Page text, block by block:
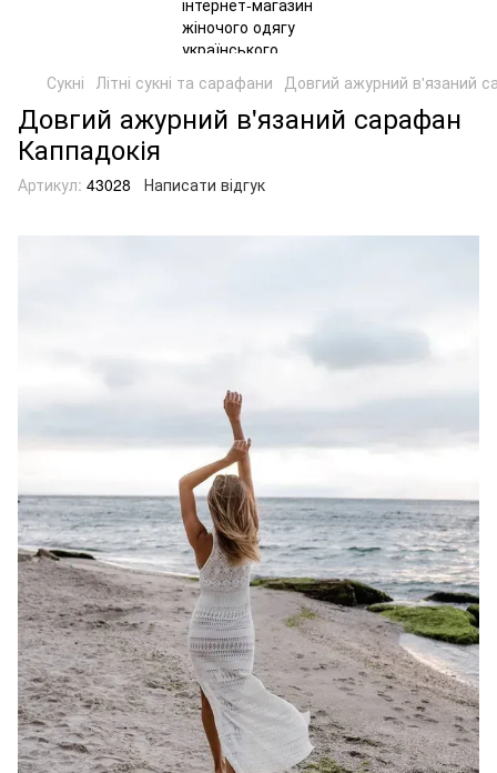
Сукні Літні сукні та сарафани Довгий ажурний в'язаний
Довгий ажурний в'язаний сарафан
Каппадокія
Артикул: 43028 Написати відгук